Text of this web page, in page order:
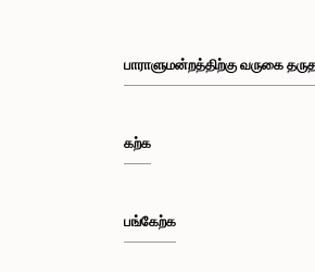
பாராளுமன்றத்திற்கு வருகை
கற்க
பங்கேற்க